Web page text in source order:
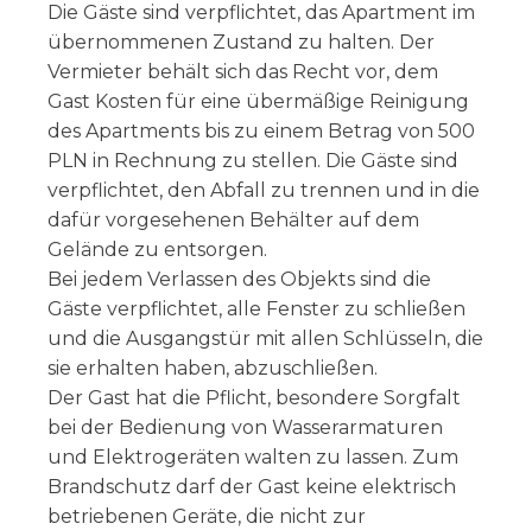
Die Gäste sind verpflichtet, das Apartment im
übernommenen Zustand zu halten. Der
Vermieter behält sich das Recht vor, dem
Gast Kosten für eine übermäßige Reinigung
des Apartments bis zu einem Betrag von 500
PLN in Rechnung zu stellen. Die Gäste sind
verpflichtet, den Abfall zu trennen und in die
dafür vorgesehenen Behälter auf dem
Gelände zu entsorgen.
Bei jedem Verlassen des Objekts sind die
Gäste verpflichtet, alle Fenster zu schließen
und die Ausgangstür mit allen Schlüsseln, die
sie erhalten haben, abzuschließen.
Der Gast hat die Pflicht, besondere Sorgfalt
bei der Bedienung von Wasserarmaturen
und Elektrogeräten walten zu lassen. Zum
Brandschutz darf der Gast keine elektrisch
betriebenen Geräte, die nicht zur